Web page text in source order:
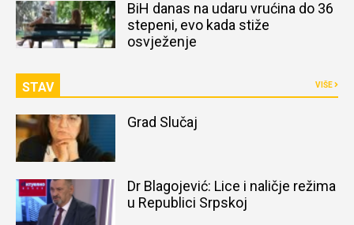
BiH danas na udaru vrućina do 36
stepeni, evo kada stiže
osvježenje
STAV VIŠE
Grad Slučaj
Dr Blagojević: Lice i naličje režima
u Republici Srpskoj